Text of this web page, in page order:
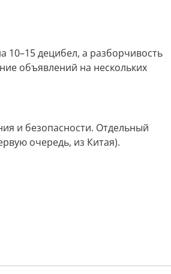
децибел, а разборчивость
объявлений на нескольких
и безопасности. Отдельный
очередь, из Китая).